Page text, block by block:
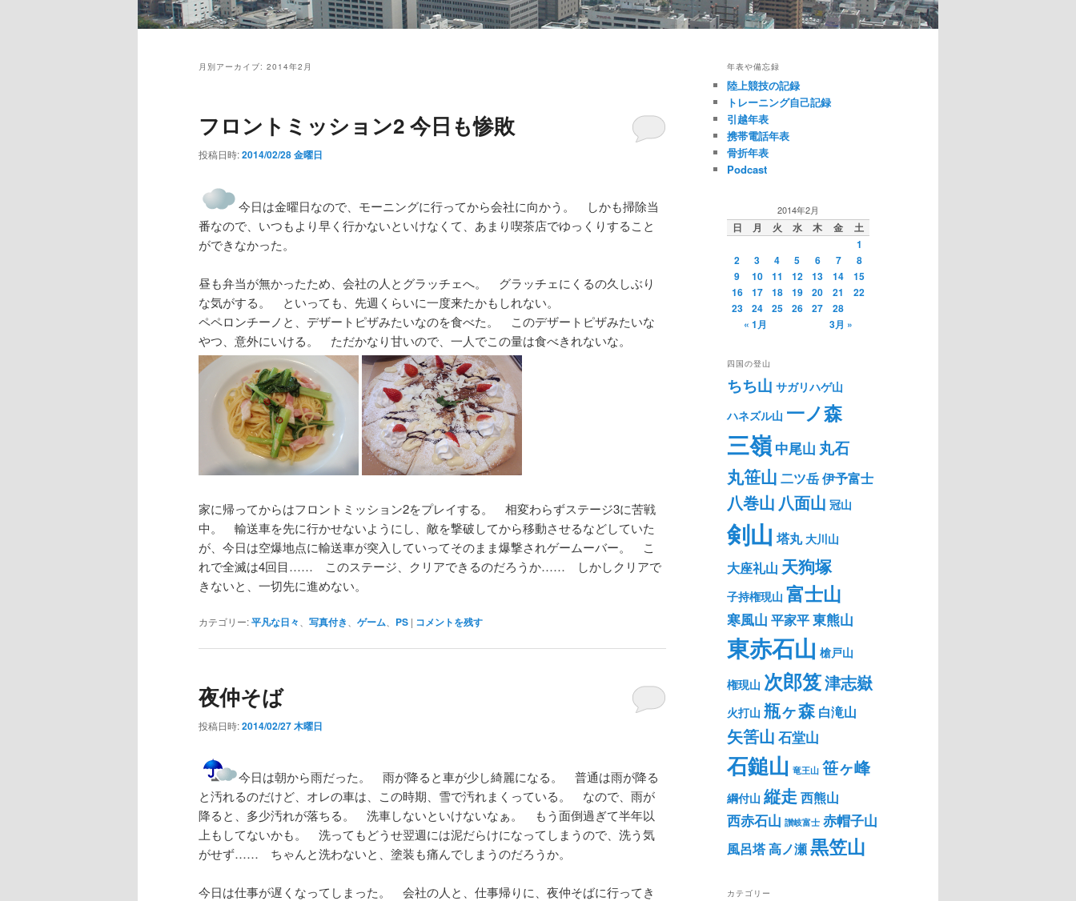
月別アーカイブ: 2014年2月
フロントミッション2 今日も惨敗
投稿日時:2014/02/28 金曜日
今日は金曜日なので、モーニングに行ってから会社に向かう。 しかも掃除当
番なので、いつもより早く行かないといけなくて、あまり喫茶店でゆっくりすること
ができなかった。
昼も弁当が無かったため、会社の人とグラッチェへ。 グラッチェにくるの久しぶり
な気がする。 といっても、先週くらいに一度来たかもしれない。
ペペロンチーノと、デザートピザみたいなのを食べた。 このデザートピザみたいな
やつ、意外にいける。 ただかなり甘いので、一人でこの量は食べきれないな。
家に帰ってからはフロントミッション2をプレイする。 相変わらずステージ3に苦戦
中。 輸送車を先に行かせないようにし、敵を撃破してから移動させるなどしていた
が、今日は空爆地点に輸送車が突入していってそのまま爆撃されゲームーバー。 こ
れで全滅は4回目…… このステージ、クリアできるのだろうか…… しかしクリアで
きないと、一切先に進めない。
カテゴリー:平凡な日々 写真付き ゲーム PS | コメントを残す
夜仲そば
投稿日時:2014/02/27 木曜日
今日は朝から雨だった。 雨が降ると車が少し綺麗になる。 普通は雨が降る
と汚れるのだけど、オレの車は、この時期、雪で汚れまくっている。 なので、雨が
降ると、多少汚れが落ちる。 洗車しないといけないなぁ。 もう面倒過ぎて半年以
上もしてないかも。 洗ってもどうせ翌週には泥だらけになってしまうので、洗う気
がせず…… ちゃんと洗わないと、塗装も痛んでしまうのだろうか。
今日は仕事が遅くなってしまった。 会社の人と、仕事帰りに、夜仲そばに行ってき
年表や備忘録
陸上競技の記録
トレーニング自己記録
引越年表
携帯電話年表
骨折年表
Podcast
2014年2月
日 月 火 水 木 金
土
1
2
3 4 5 6 7
8
9
10 11 12 13 14
15
16
17 18 19 20 21
22
23
24 25 26 27
28
« 1月
3月 »
四国の登山
ちち山 サガリハゲ山
ハネズル山 一ノ森
三嶺 中尾山 丸石
丸笹山 二ツ岳伊予富士
八巻山 八面山 冠山
剣山 塔丸 大川山
大座礼山 天狗塚
子持権現山 富士山
寒風山 平家平東熊山
東赤石山 槍戸山
権現山 次郎笈津志嶽
火打山 瓶ヶ森 白滝山
矢筈山 石堂山
石鎚山 竜王山 笹ヶ峰
綱付山 縦走西熊山
西赤石山 讃岐富士 赤帽子山
風呂塔高ノ瀬黒笠山
カテゴリー